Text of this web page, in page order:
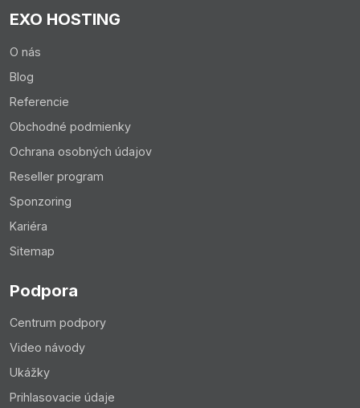
EXO HOSTING
O nás
Blog
Referencie
Obchodné podmienky
Ochrana osobných údajov
Reseller program
Sponzoring
Kariéra
Sitemap
Podpora
Centrum podpory
Video návody
Ukážky
Prihlasovacie údaje